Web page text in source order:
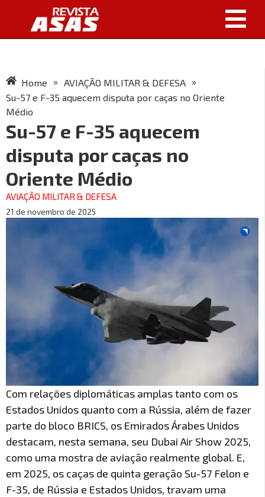
Home » AVIAÇÃO MILITAR & DEFESA »
Su-57 e F-35 aquecem disputa por caças no Oriente
Médio
Su-57 e F-35 aquecem
disputa por caças no
Oriente Médio
AVIAÇÃO MILITAR & DEFESA
21 de novembro de 2025
Com relações diplomáticas amplas tanto com os
Estados Unidos quanto com a Rússia, além de fazer
parte do bloco BRICS, os Emirados Árabes Unidos
destacam, nesta semana, seu Dubai Air Show 2025,
como uma mostra de aviação realmente global. E,
em 2025, os caças de quinta geração Su-57 Felon e
F-35, de Rússia e Estados Unidos, travam uma